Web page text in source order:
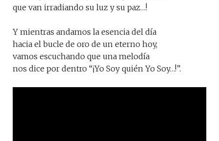
que van irradiando su luz y su paz…!
Y mientras andamos la esencia del día
hacia el bucle de oro de un eterno hoy,
vamos escuchando que una melodía
nos dice por dentro “¡Yo Soy quién Yo Soy…!”.